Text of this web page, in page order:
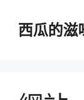
西瓜的